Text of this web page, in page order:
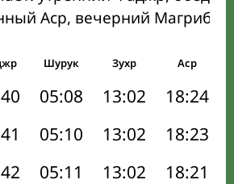
Аср, вечерний Магриб
Шурук Зухр Аср
05:08 13:02 18:24
05:10 13:02 18:23
05:11 13:02 18:21